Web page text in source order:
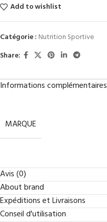
Add to wishlist
Catégorie : Nutrition Sportive
Share:
Informations complémentaires
MARQUE
Avis (0)
About brand
Expéditions et Livraisons
Conseil d'utilisation